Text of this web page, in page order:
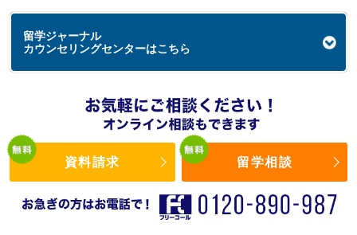
留学ジャーナル
カウンセリングセンターはこちら
資料請求 留学相談